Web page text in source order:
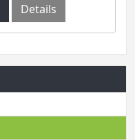
Details